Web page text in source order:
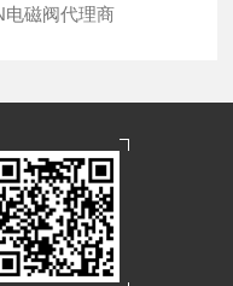
电磁阀代理商